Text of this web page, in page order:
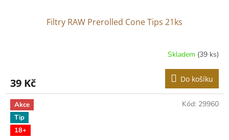
Filtry RAW Prerolled Cone Tips 21ks
Skladem (39 ks)
39 Kč Do košíku
Akce
Tip
18+
Kód: 29960